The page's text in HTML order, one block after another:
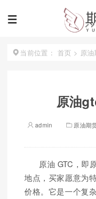
当前位置： 首页 > 原
原油
admin 原油期
原油 GTC，即
地点，买家愿意为
价格。它是一个复